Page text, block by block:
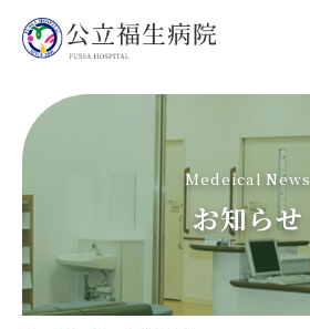
Medeical News
お知らせ